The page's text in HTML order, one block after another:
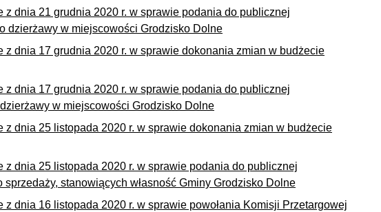
dnia 21 grudnia 2020 r. w sprawie podania do publicznej
dzierżawy w miejscowości Grodzisko Dolne
dnia 17 grudnia 2020 r. w sprawie dokonania zmian w budżecie
dnia 17 grudnia 2020 r. w sprawie podania do publicznej
w miejscowości Grodzisko Dolne
dnia 25 listopada 2020 r. w sprawie dokonania zmian w budżecie
dnia 25 listopada 2020 r. w sprawie podania do publicznej
stanowiących własność Gminy Grodzisko Dolne
dnia 16 listopada 2020 r. w sprawie powołania Komisji Przetargowej